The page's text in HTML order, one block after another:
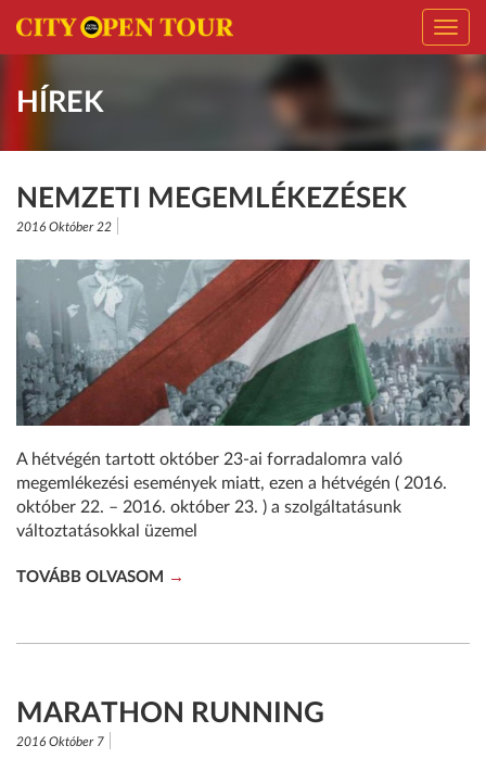
HÍREK
NEMZETI MEGEMLÉKEZÉSEK
2016 Október 22
A hétvégén tartott október 23-ai forradalomra való
megemlékezési események miatt, ezen a hétvégén ( 2016.
október 22. – 2016. október 23. ) a szolgáltatásunk
változtatásokkal üzemel
TOVÁBB OLVASOM
MARATHON RUNNING
2016 Október 7